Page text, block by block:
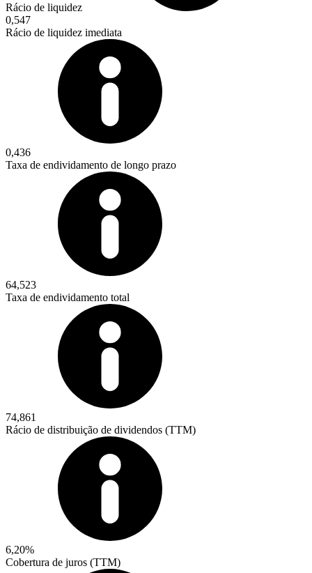
Rácio de liquidez
0,547
Rácio de liquidez imediata
0,436
Taxa de endividamento de longo prazo
64,523
Taxa de endividamento total
74,861
Rácio de distribuição de dividendos (TTM)
6,20%
Cobertura de juros (TTM)